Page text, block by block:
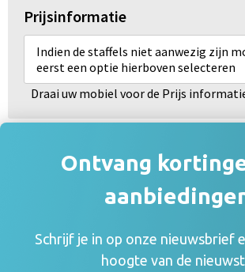
Prijsinformatie
Indien de staffels niet aanwezig zijn
eerst een optie hierboven selecteren
Draai uw mobiel voor de Prijs
Gerelateerde
Ontvang
Schrijf je in op onze nieuwsbrief
hoogte van de